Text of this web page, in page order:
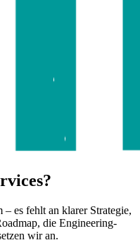
es fehlt an klarer Strategie,
die Engineering-
wir an.